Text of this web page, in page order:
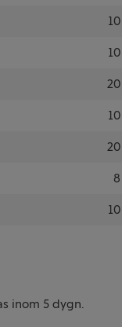
10
10
20
10
20
8
10
inom 5 dygn.